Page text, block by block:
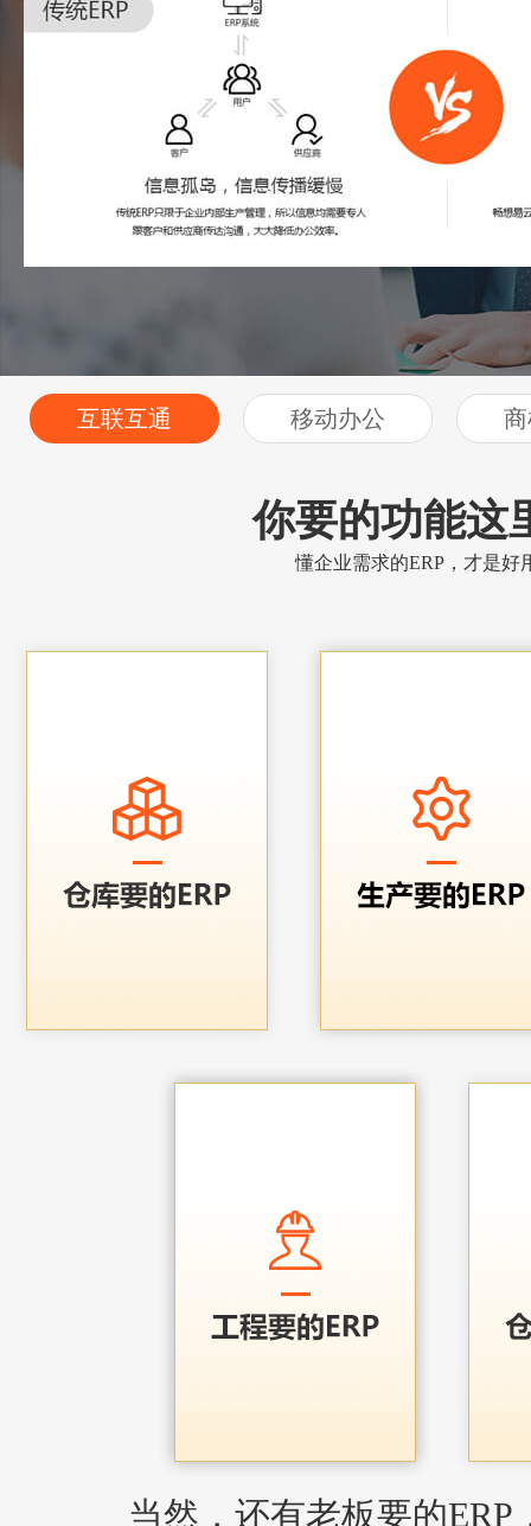
互联互通 移动办公
你要的功能这
懂企业需求的ERP，才是好
当然，还有老板要的ERP